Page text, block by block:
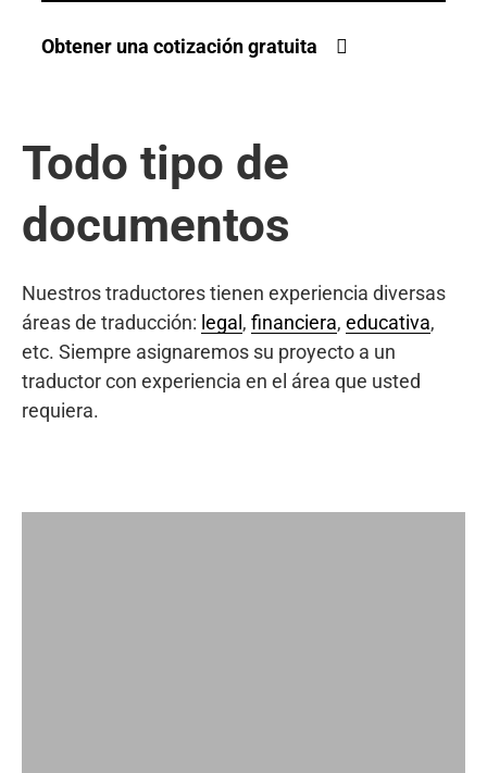
Obtener una cotización gratuita
Todo tipo de
documentos
Nuestros traductores tienen experiencia diversas
áreas de traducción: legal , financiera, educativa,
etc. Siempre asignaremos su proyecto a un
traductor con experiencia en el área que usted
requiera.